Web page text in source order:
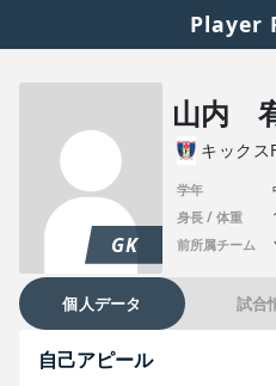
Player
GK
山内
キックス
学年
身長 / 体重
前所属チーム
個人データ 試合
自己アピール